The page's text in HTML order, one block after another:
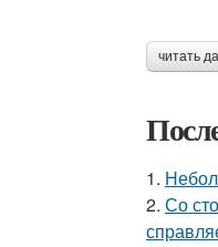
читать
1.
2. Со